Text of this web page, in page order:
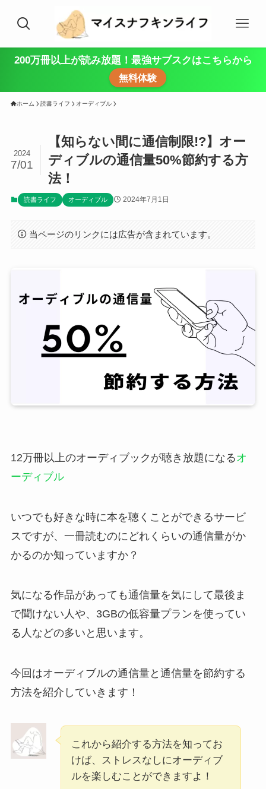
200万冊以上が読み放題！最強サブスクはこちらから
無料体験
ホーム 読書ライフ オーディブル
【知らない間に通信制限!?】オー
ディブルの通信量50%節約する方
法！
2024
7/01
読書ライフ オーディブル 2024年7月1日
当ページのリンクには広告が含まれています。
12万冊以上のオーディブックが聴き放題になるオ
ーディブル
いつでも好きな時に本を聴くことができるサービ
スですが、一冊読むのにどれくらいの通信量がか
かるのか知っていますか？
気になる作品があっても通信量を気にして最後ま
で聞けない人や、3GBの低容量プランを使ってい
る人などの多いと思います。
今回はオーディブルの通信量と通信量を節約する
方法を紹介していきます！
これから紹介する方法を知ってお
けば、ストレスなしにオーディブ
ルを楽しむことができますよ！